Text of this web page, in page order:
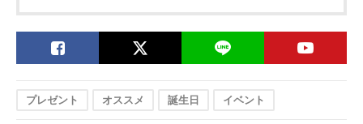
プレゼント オススメ 誕生日 イベント